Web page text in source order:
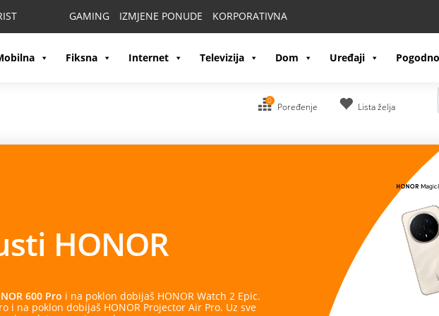
GAMING IZMJENE PONUDE KORPORATIVNA
Fiksna Internet Televizija Dom Uređaji
0
Poređenje Lista želja
HONOR
600 Pro i na poklon dobijaš HONOR Watch 2 Epic.
i na poklon dobijaš HONOR Projector Air Pro. Uz sve